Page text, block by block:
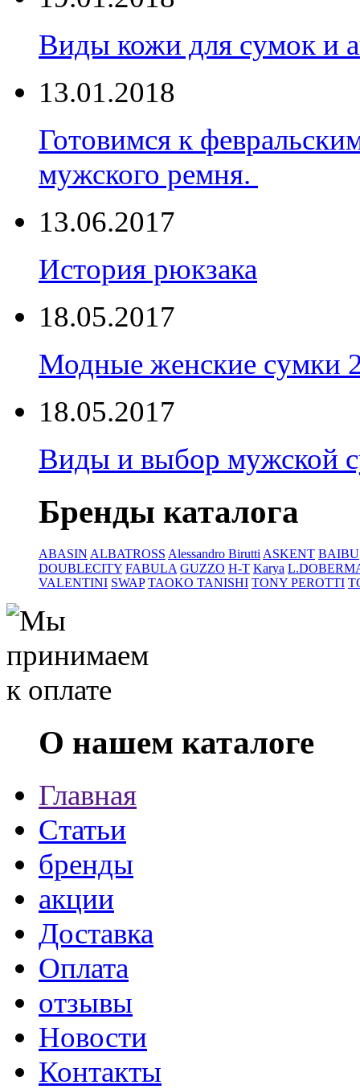
Виды кожи для сумок и
13.01.2018
Готовимся к
мужского ремня.
13.06.2017
История рюкзака
18.05.2017
Модные женские сумки
18.05.2017
Виды и выбор мужской
Бренды каталога
ABASIN ALBATROSS Alessandro Birutti ASKENT BAIBU
DOUBLECITY FABULA GUZZO H-T Karya
VALENTINI SWAP TAOKO TANISHI TONY PEROTTI
О нашем каталоге
Главная
Статьи
бренды
акции
Доставка
Оплата
отзывы
Новости
Контакты